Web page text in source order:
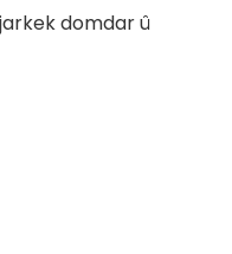
domdar û